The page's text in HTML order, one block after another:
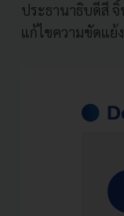
ประธานาธิบดีสี
แก้ไขความขัดแย้